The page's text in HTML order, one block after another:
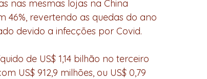
nas mesmas lojas na China
46%, revertendo as quedas do ano
devido a infecções por Covid.
de US$ 1,14 bilhão no terceiro
US$ 912,9 milhões, ou US$ 0,79